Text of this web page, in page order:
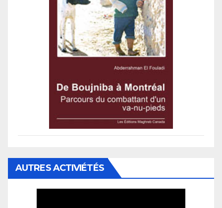
AUTRES ACTIVIÉTÉS